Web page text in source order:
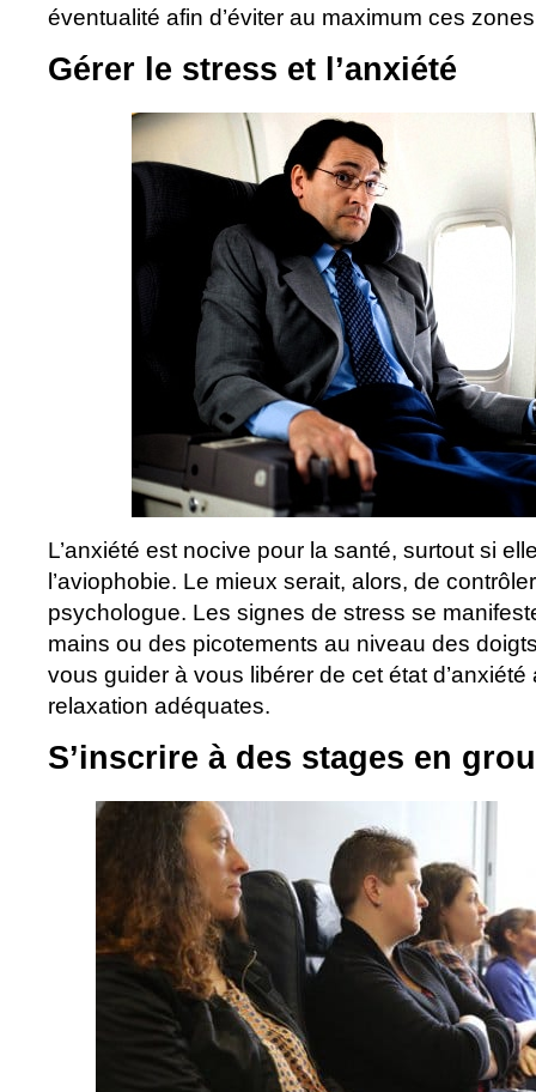
éventualité afin d’éviter au maximum ces
Gérer le stress et l’anxiété
L’anxiété est nocive pour la santé, surtout si
l’aviophobie. Le mieux serait, alors, de
psychologue. Les signes de stress se
mains ou des picotements au niveau des
vous guider à vous libérer de cet état
relaxation adéquates.
S’inscrire à des stages en